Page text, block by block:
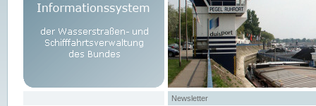
Newsletter